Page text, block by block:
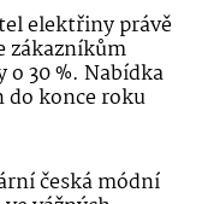
elektřiny právě
zákazníkům
o 30 %. Nabídka
do konce roku
česká módní